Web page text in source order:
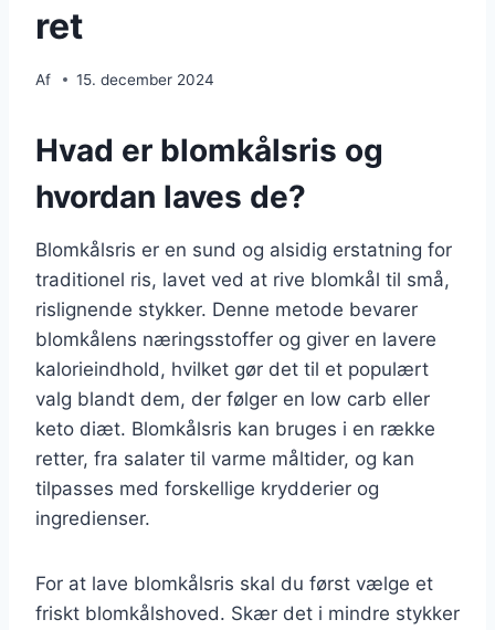
ret
Af 15. december 2024
Hvad er blomkålsris og
hvordan laves de?
Blomkålsris er en sund og alsidig erstatning for
traditionel ris, lavet ved at rive blomkål til små,
rislignende stykker. Denne metode bevarer
blomkålens næringsstoffer og giver en lavere
kalorieindhold, hvilket gør det til et populært
valg blandt dem, der følger en low carb eller
keto diæt. Blomkålsris kan bruges i en række
retter, fra salater til varme måltider, og kan
tilpasses med forskellige krydderier og
ingredienser.
For at lave blomkålsris skal du først vælge et
friskt blomkålshoved. Skær det i mindre stykker